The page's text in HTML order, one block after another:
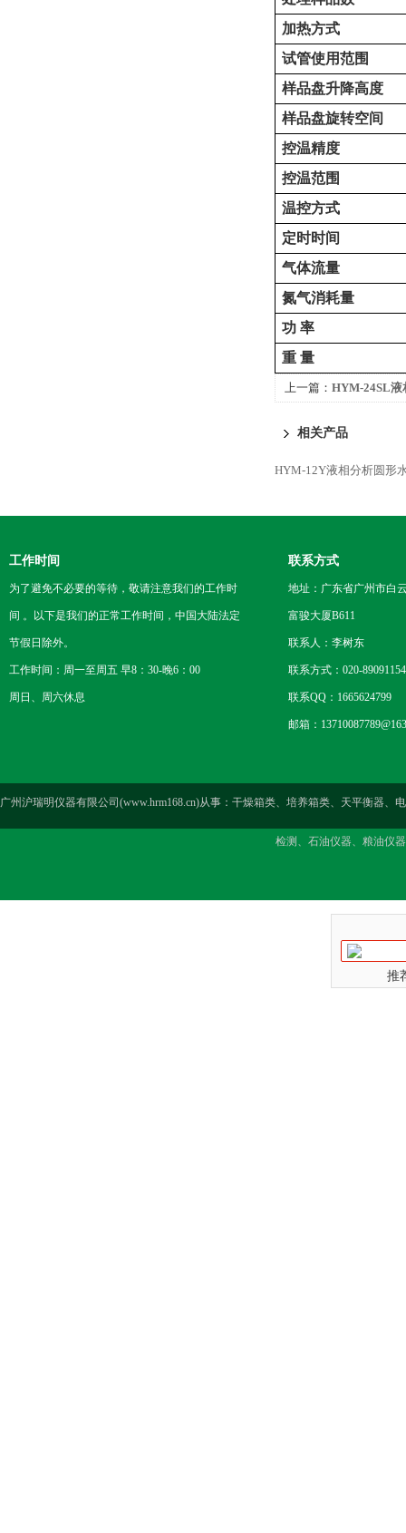
加热方式
试管使用范围
样品盘升降高度
样品盘旋转空间
控温精度
控温范围
温控方式
定时时间
气体流量
氮气消耗量
功 率
重 量
上一篇： HYM-24SL液
相关产品
HYM-12Y液相分析圆形
工作时间
为了避免不必要的等待，敬请注意我们的工作时
间 。以下是我们的正常工作时间，中国大陆法定
节假日除外。
工作时间：周一至周五 早8：30-晚6：00
周日、周六休息
联系方式
地址：广东省广州市白
富骏大厦B611
联系人：李树东
联系方式：020-89091154
联系QQ：1665624799
邮箱：
广州沪瑞明仪器有限公司(www.hrm168.cn)从事：干燥箱类、培养箱类、天平衡器
检测、石油仪器、粮油仪
推